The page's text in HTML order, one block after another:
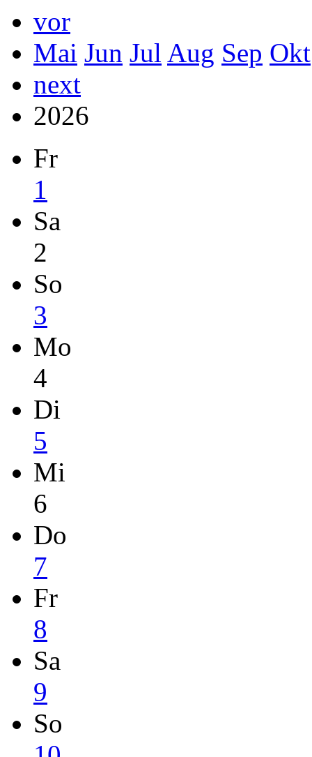
vor
Mai Jun Jul Aug Sep Okt
next
2026
Fr
1
Sa
2
So
3
Mo
4
Di
5
Mi
6
Do
7
Fr
8
Sa
9
So